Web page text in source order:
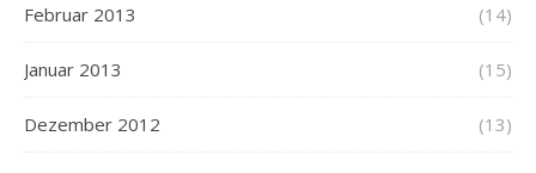
Februar 2013 (14)
Januar 2013 (15)
Dezember 2012 (13)